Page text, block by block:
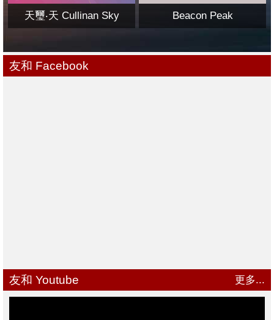
天璽‧天 Cullinan Sky Beacon Peak
友和 Facebook
友和 Youtube 更多...